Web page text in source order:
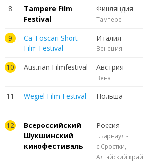
8
Tampere Film
Festival
Финляндия
Тампере
9
Ca' Foscari Short
Film Festival
Италия
Венеция
10 Austrian Filmfestival Австрия
Вена
11 Wegiel Film Festival Польша
12
Всероссийский
Шукшинский
кинофестиваль
Россия
г.Барнаул -
с.Сростки,
Алтайский край